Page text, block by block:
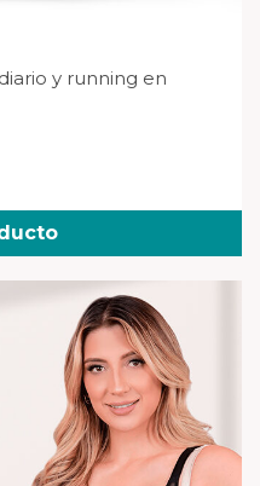
y running en